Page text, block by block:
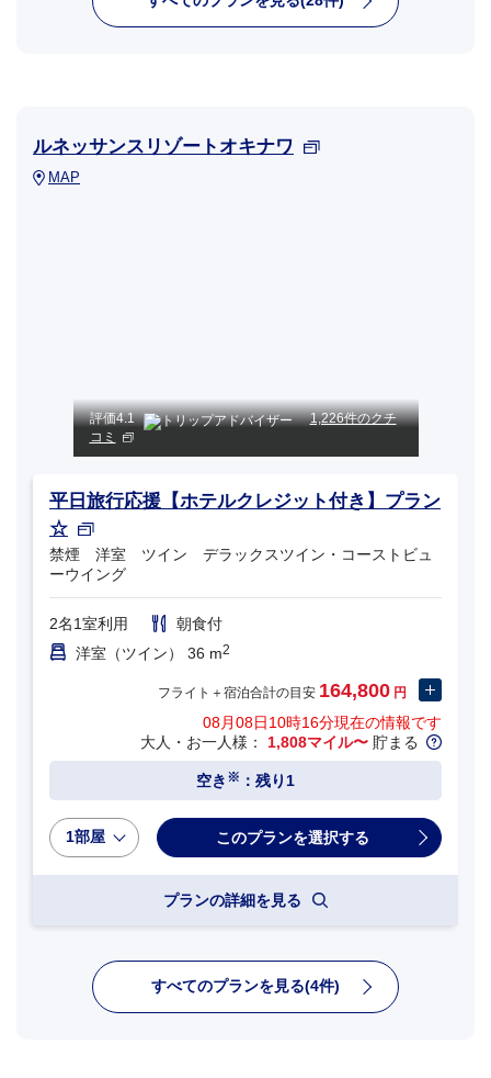
ルネッサンスリゾートオキナワ
MAP
評価4.1
1,226件のクチ
コミ
平日旅行応援【ホテルクレジット付き】プラン
☆
禁煙 洋室 ツイン デラックスツイン・コーストビュ
ーウイング
2名1室利用
朝食付
洋室（ツイン） 36 m2
フライト＋宿泊合計の目安 164,800 円
08月08日10時16分現在の情報です
大人・お一人様： 1,808マイル〜 貯まる
空き ※ ：残り1
1部屋
プランの詳細を見る
すべてのプランを見る(4件)